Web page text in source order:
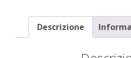
Descrizione